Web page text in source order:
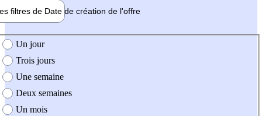
filtres de Date de création de l'offre
création de l'offre
Un jour
Trois jours
Une semaine
Deux semaines
Un mois